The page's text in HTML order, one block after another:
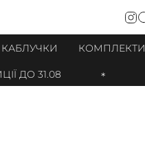
КАБЛУЧКИ КОМПЛЕКТИ
ДО 31.08